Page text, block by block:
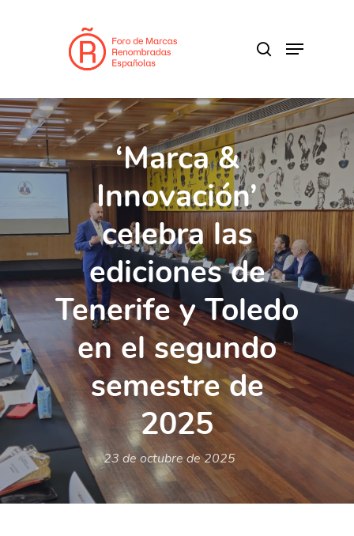
Menu
‘Marca &
Innovación’
celebra las
ediciones de
Tenerife y Toledo
en el segundo
semestre de
2025
23 de octubre de 2025